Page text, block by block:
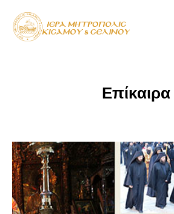
Επίκαιρα